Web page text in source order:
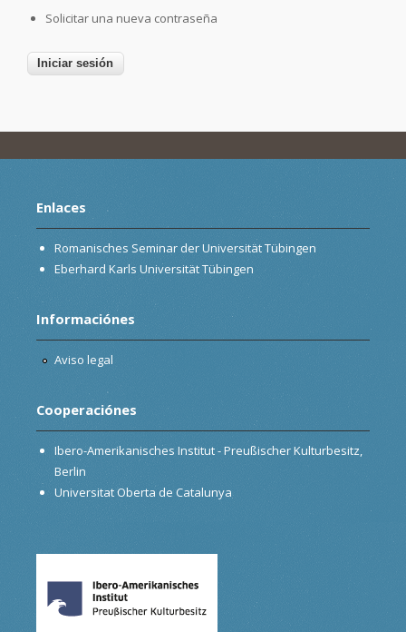
Solicitar una nueva contraseña
Enlaces
Romanisches Seminar der Universität Tübingen
Eberhard Karls Universität Tübingen
Informaciónes
Aviso legal
Cooperaciónes
Ibero-Amerikanisches Institut - Preußischer Kulturbesitz,
Berlin
Universitat Oberta de Catalunya